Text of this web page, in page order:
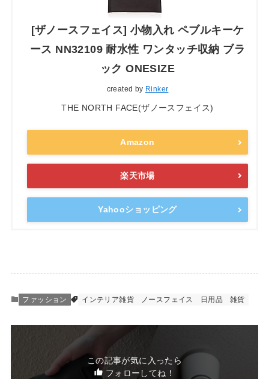
[ザノースフェイス] 小物入れ ペブルキーケ
ース NN32109 耐水性 ワンタッチ収納 ブラ
ック ONESIZE
created by Rinker
THE NORTH FACE(ザノースフェイス)
Amazon
楽天市場
Yahooショッピング
ファッション インテリア雑貨 ノースフェイス 日用品 雑貨
この記事が気に入ったら
フォローしてね！